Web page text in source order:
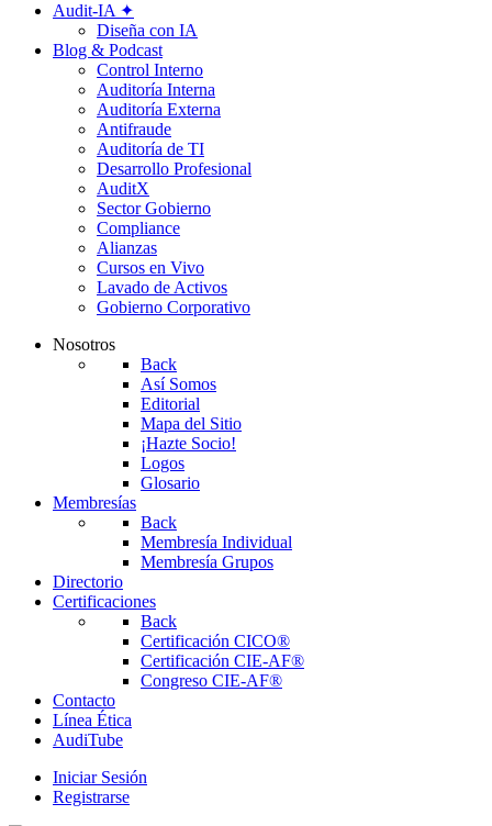
Audit-IA ✦
Diseña con IA
Blog & Podcast
Control Interno
Auditoría Interna
Auditoría Externa
Antifraude
Auditoría de TI
Desarrollo Profesional
AuditX
Sector Gobierno
Compliance
Alianzas
Cursos en Vivo
Lavado de Activos
Gobierno Corporativo
Nosotros
Back
Así Somos
Editorial
Mapa del Sitio
¡Hazte Socio!
Logos
Glosario
Membresías
Back
Membresía Individual
Membresía Grupos
Directorio
Certificaciones
Back
Certificación CICO®
Certificación CIE-AF®
Congreso CIE-AF®
Contacto
Línea Ética
AudiTube
Iniciar Sesión
Registrarse